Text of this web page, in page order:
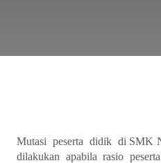
Mutasi peserta didik di SMK
dilakukan apabila rasio peserta